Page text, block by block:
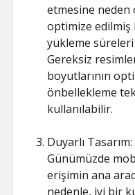
etmesine neden
optimize edilmiş
yükleme
Gereksiz
boyutlarının
önbellekleme
kullanılabilir.
Duyarlı Tasarım:
Günümüzde
erişimin ana
nedenle, iyi bir